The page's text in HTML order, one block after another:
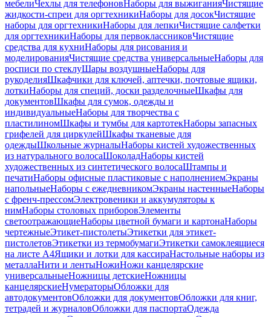
мебелиЧехлы для телефоновНаборы для выжиганияЧистящие
жидкости-спреи для оргтехникиНаборы для досокЧистящие
наборы для оргтехникиНаборы для лепкиЧистящие салфетки
для оргтехникиНаборы для первоклассниковЧистящие
средства для кухниНаборы для рисования и
моделированияЧистящие средства универсальныеНаборы для
росписи по стеклуШары воздушныеНаборы для
рукоделияШкафчики для ключей, аптечки, почтовые ящики,
лоткиНаборы для специй, доски разделочныеШкафы для
документовШкафы для сумок, одежды и
индивидуальныеНаборы для творчества с
пластилиномШкафы и тумбы для картотекНаборы запасных
грифелей для циркулейШкафы тканевые для
одеждыШкольные журналыНаборы кистей художественных
из натурального волосаШоколадНаборы кистей
художественных из синтетического волосаШтампы и
печатиНаборы офисные пластиковые с наполнениемЭкраны
напольныеНаборы с ежедневникомЭкраны настенныеНаборы
с френч-прессомЭлектровеники и аккумуляторы к
нимНаборы столовых приборовЭлементы
светоотражающиеНаборы цветной бумаги и картонаНаборы
чертежныеЭтикет-пистолетыЭтикетки для этикет-
пистолетовЭтикетки из термобумагиЭтикетки самоклеящиеся
на листе А4Ящики и лотки для кассираНастольные наборы из
металлаНити и лентыНожиНожи канцелярские
универсальныеНожницы детскиеНожницы
канцелярскиеНумераторыОбложки для
автодокументовОбложки для документовОбложки для книг,
тетрадей и журналовОбложки для паспортаОдежда